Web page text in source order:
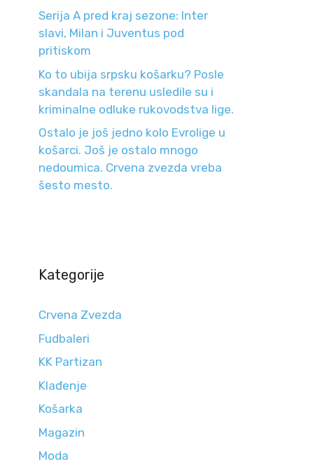
Serija A pred kraj sezone: Inter
slavi, Milan i Juventus pod
pritiskom
Ko to ubija srpsku košarku? Posle
skandala na terenu usledile su i
kriminalne odluke rukovodstva lige.
Ostalo je još jedno kolo Evrolige u
košarci. Još je ostalo mnogo
nedoumica. Crvena zvezda vreba
šesto mesto.
Kategorije
Crvena Zvezda
Fudbaleri
KK Partizan
Klađenje
Košarka
Magazin
Moda